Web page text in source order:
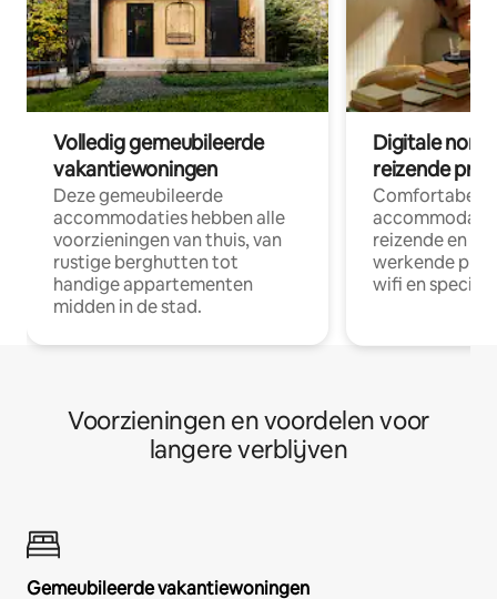
Volledig gemeubileerde
vakantiewoningen
Deze gemeubileerde
accommodaties hebben alle
voorzieningen van thuis, van
rustige berghutten tot
handige appartementen
midden in de stad.
Digitale
reizende
Comfortabele
reizende en
werkende
wifi en
Voorzieningen en voordelen voor
langere verblijven
Gemeubileerde vakantiewoningen